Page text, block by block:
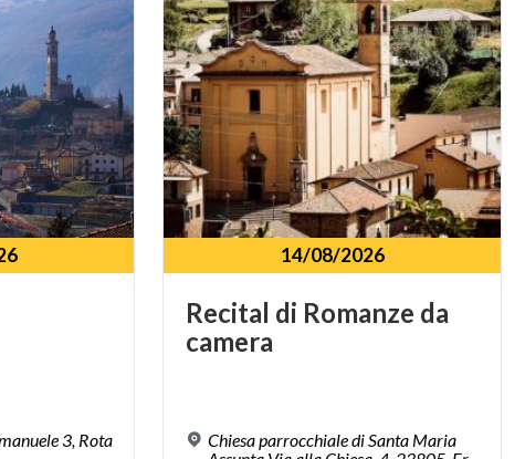
3, Rota
14/08/2026
Recital di Romanze da
camera
Chiesa parrocchiale di Santa Maria